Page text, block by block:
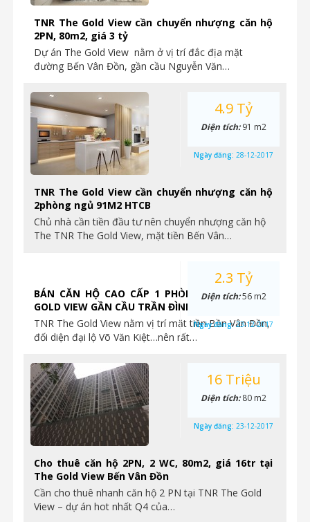
TNR The Gold View cần chuyển nhượng căn hộ
2PN, 80m2, giá 3 tỷ
Dự án The Gold View nằm ở vị trí đắc địa mặt
đường Bến Vân Đồn, gần cầu Nguyễn Văn…
TNR The Gold View cần chuyển nhượng căn hộ
2phòng ngủ 91M2 HTCB
Chủ nhà cần tiền đầu tư nên chuyển nhượng căn hộ
The TNR The Gold View, mặt tiền Bến Vân…
4.9 Tỷ
Diện tích:91 m2
Ngày đăng: 28-12-2017
BÁN CĂN HỘ CAO CẤP 1 PHÒNG NGỦ TẠI THE
GOLD VIEW GẦN CẦU TRẦN ĐÌNH XU
TNR The Gold View nằm vị trí mặt tiền Bền Vân Đồn,
đối diện đại lộ Võ Văn Kiệt…nên rất…
2.3 Tỷ
Diện tích:56 m2
Ngày đăng:23-12-2017
Cho thuê căn hộ 2PN, 2 WC, 80m2, giá 16tr tại
The Gold View Bến Vân Đồn
Cần cho thuê nhanh căn hộ 2 PN tại TNR The Gold
View – dự án hot nhất Q4 của…
16 Triệu
Diện tích:80 m2
Ngày đăng: 23-12-2017